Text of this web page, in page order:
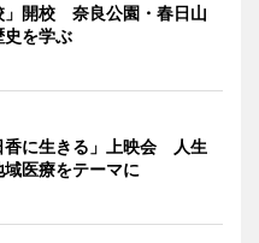
」開校 奈良公園・春日山
史を学ぶ
香に生きる」上映会 人生
医療をテーマに